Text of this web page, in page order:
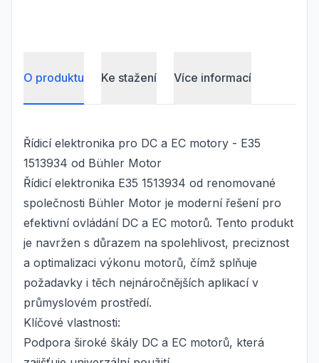
O produktu Ke stažení Více informací
Řídicí elektronika pro DC a EC motory - E35
1513934 od Bühler Motor
Řídicí elektronika E35 1513934 od renomované
společnosti Bühler Motor je moderní řešení pro
efektivní ovládání DC a EC motorů. Tento produkt
je navržen s důrazem na spolehlivost, preciznost
a optimalizaci výkonu motorů, čímž splňuje
požadavky i těch nejnáročnějších aplikací v
průmyslovém prostředí.
Klíčové vlastnosti:
Podpora široké škály DC a EC motorů, která